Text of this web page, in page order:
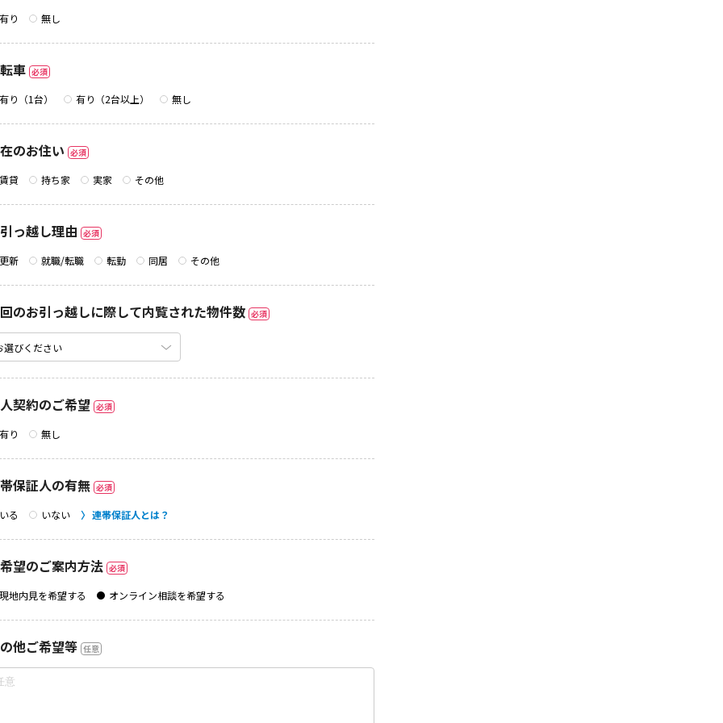
有り 無し
車 必須
有り（1台） 有り（2台以上） 無し
のお住い 必須
賃貸 持ち家 実家 その他
っ越し理由 必須
更新 就職/転職 転勤 同居 その他
のお引っ越しに際して内覧された物件数 必須
契約のご希望 必須
有り 無し
保証人の有無 必須
いる いない 連帯保証人とは？
望のご案内方法 必須
現地内見を希望する オンライン相談を希望する
他ご希望等 任意